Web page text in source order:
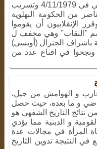
بعد حادثة السيطرة على الوكر الجاسوسي الأمريكي في 4/11/1979 وتسريب
بداية مايو 1979، قام عناصر من الحكومة البهلوية
الإنقلابيون أن يقوموا
خطتهم اسم "النقاب" وهي مخفف ل
باشراف الجنرال (أويسي)
ونجحوا في اقناع عدد من
و الهوامش من جيل،
و ما بعده، حيث حصل
نتائج التاريخ الشفهي هو
و الدينية مما يؤدي
المرأة في مجالات عدة
في النتيجة تدوين التاريخ